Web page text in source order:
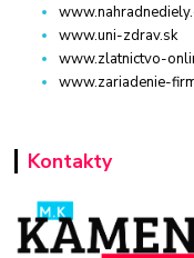
www.uni-zdrav.sk
www.zlatnictvo-
www.zariadenie-
Kontakty